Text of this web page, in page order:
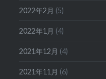
2022年2月 (5)
2022年1月 (4)
2021年12月 (4)
2021年11月 (6)